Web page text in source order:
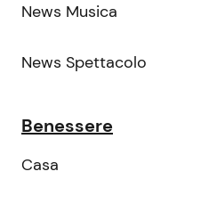
News Musica
News Spettacolo
Benessere
Casa